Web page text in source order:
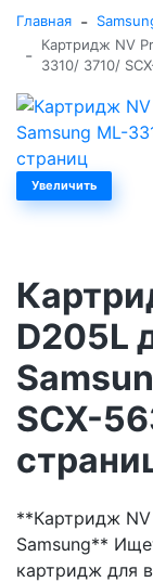
Главная -
-
Картридж NV
3310/ 3710/
Увеличить
D205L
SCX-
**Картридж NV
Samsung**
картридж для